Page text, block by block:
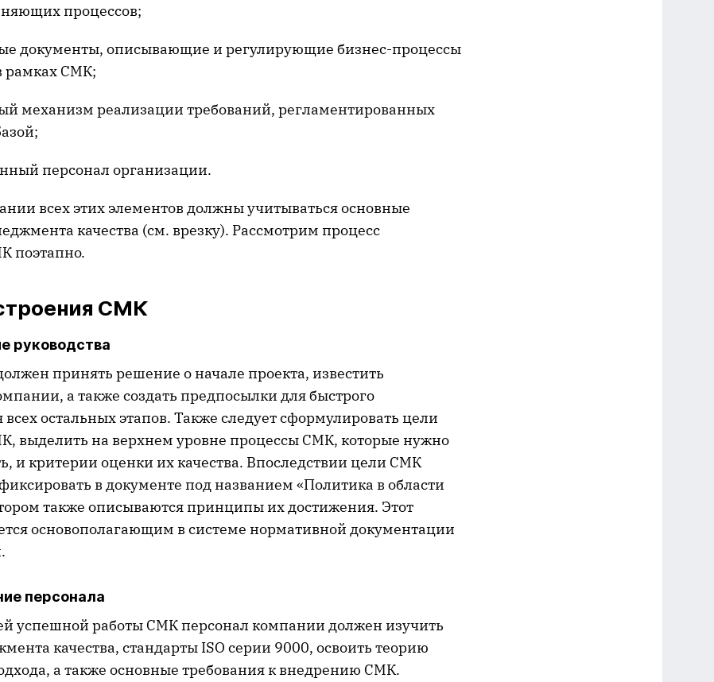
процессов;
документы, описывающие и регулирующие бизнес-процессы
рамках СМК;
механизм реализации требований, регламентированных
персонал организации.
всех этих элементов должны учитываться основные
качества (см. врезку). Рассмотрим процесс
поэтапно.
СМК
руководства
принять решение о начале проекта, известить
а также создать предпосылки для быстрого
остальных этапов. Также следует сформулировать цели
выделить на верхнем уровне процессы СМК, которые нужно
и критерии оценки их качества. Впоследствии цели СМК
в документе под названием «Политика в области
также описываются принципы их достижения. Этот
основополагающим в системе нормативной документации
персонала
успешной работы СМК персонал компании должен изучить
качества, стандарты ISO серии 9000, освоить теорию
а также основные требования к внедрению СМК.